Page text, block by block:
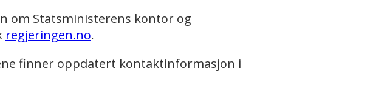
om Statsministerens kontor og
regjeringen.no.
finner oppdatert kontaktinformasjon i